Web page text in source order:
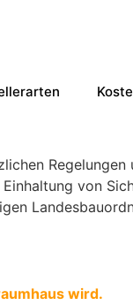
von
wird.